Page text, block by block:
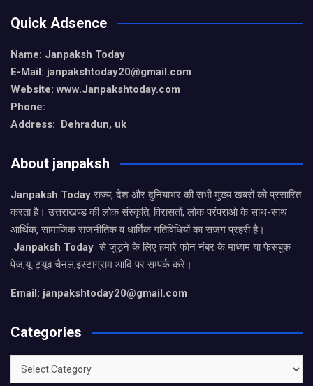
Quick Adsence
Name: Janpaksh Today
E-Mail: janpakshtoday20@gmail.com
Website: www.Janpakshtoday.com
Phone:
Address: Dehradun, uk
About janpaksh
Janpaksh Todayराज्य, देश और दुनियाभर की सभी मुख्य खबरों को प्रसारित
करता है। उत्तराखण्ड की लोक संस्कृति, विरासतों, लोक परंपराओ के साथ-साथ
आर्थिक, सामाजिक राजनीतिक व धार्मिक गतिविधियों का सजग प्रहरी है।
Janpaksh Today से जुड़ने के लिए हमारे फोन नंबर के माध्यम या फेसबुक
पेज,यू-ट्यूब चैनल,इंस्टाग्राम आदि पर सम्पर्क करे।
Email: janpakshtoday20@gmail.com
Categories
Categories